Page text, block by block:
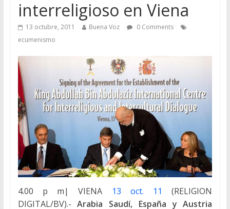
interreligioso en Viena
13 octubre, 2011 Buena Voz
0 Comments
ecumenismo
4.00 p m| VIENA 13 oct. 11
(RELIGION
DIGITAL/BV).-Arabia Saudí, España y Austria